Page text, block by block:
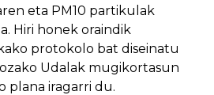
eta PM10 partikulak
Hiri honek oraindik
protokolo bat diseinatu
Udalak mugikortasun
plana iragarri du.